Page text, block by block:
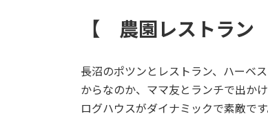
新
日
【 農園レストラン
長沼のポツンとレストラン、ハーベ
からなのか、ママ友とランチで出か
ログハウスがダイナミックで素敵です